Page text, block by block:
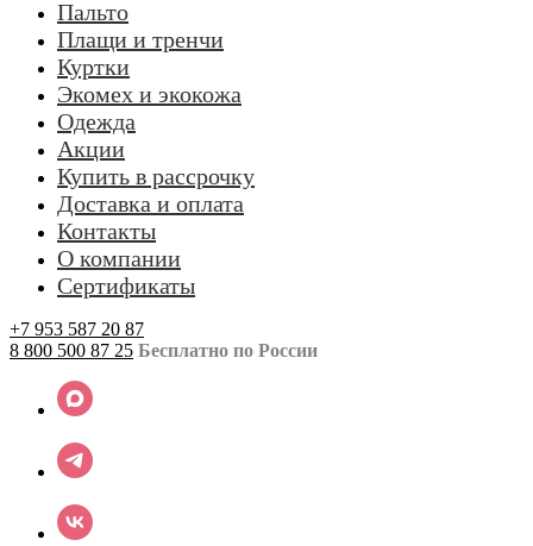
Пальто
Плащи и тренчи
Куртки
Экомех и экокожа
Одежда
Акции
Купить в рассрочку
Доставка и оплата
Контакты
О компании
Сертификаты
+7 953 587 20 87
8 800 500 87 25 Бесплатно по России